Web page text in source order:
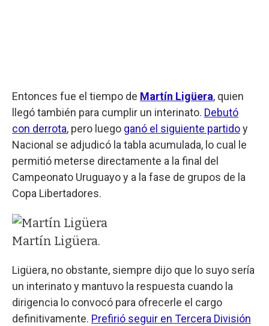
Entonces fue el tiempo de Martín Ligüera, quien
llegó también para cumplir un interinato. Debutó
con derrota, pero luego ganó el siguiente partidoy
Nacional se adjudicó la tabla acumulada, lo cual le
permitió meterse directamente a la final del
Campeonato Uruguayo y a la fase de grupos de la
Copa Libertadores.
Martín Ligüera.
Ligüera, no obstante, siempre dijo que lo suyo sería
un interinato y mantuvo la respuesta cuando la
dirigencia lo convocó para ofrecerle el cargo
definitivamente. Prefirió seguir en Tercera División